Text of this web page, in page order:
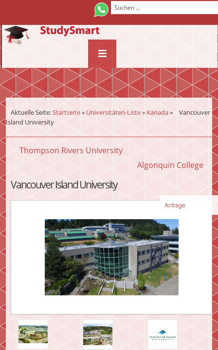
Anfrage
Aktuelle Seite:Startseite» Universitäten-Liste» Kanada»
Vancouver
Island University
Thompson Rivers University
Algonquin College
Vancouver Island University